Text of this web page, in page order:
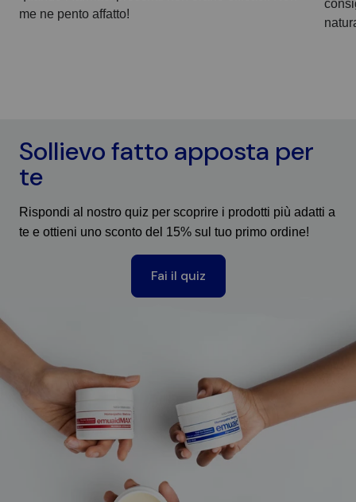
me ne pento affatto!
Sollievo fatto apposta per
te
Rispondi al nostro quiz per scoprire i prodotti più adatti a
te e ottieni uno sconto del 15% sul tuo primo ordine!
Fai il quiz